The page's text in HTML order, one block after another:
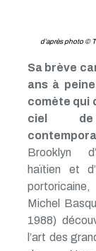
d’après photo ©
Sa brève
ans à
comète qui
ciel
Brooklyn
haïtien et
Michel
1988)
l’art des